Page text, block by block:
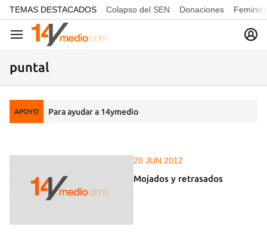
common.go-to-content
TEMAS DESTACADOS Colapso del SEN Donaciones
Navegación
puntal
APOYO Para ayudar a 14ymedio
20 JUN 2012
Mojados y retrasados